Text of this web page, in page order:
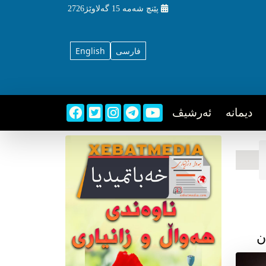
پێنچ شه‌مه‌ 15 گه‌لاوێژ2726
English فارسی
دیمانه ئه‌رشیڤ